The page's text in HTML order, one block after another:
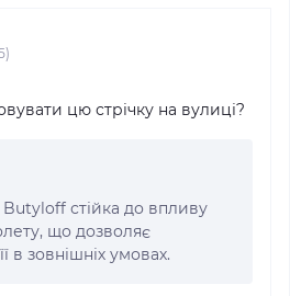
цю стрічку на вулиці?
Butyloff стійка до впливу
що дозволяє
в зовнішніх умовах.